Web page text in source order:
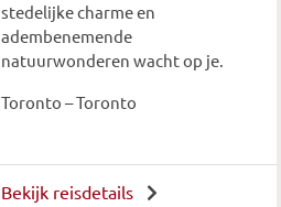
stedelijke charme en
adembenemende
natuurwonderen wacht op je.
Toronto – Toronto
Bekijk reisdetails